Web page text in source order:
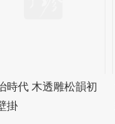
時代 木透雕松韻初
掛